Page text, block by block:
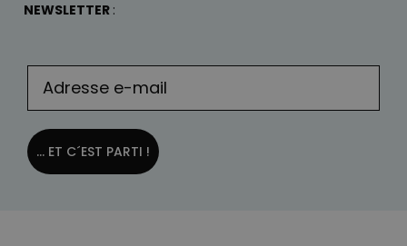
NEWSLETTER :
... ET C´EST PARTI !